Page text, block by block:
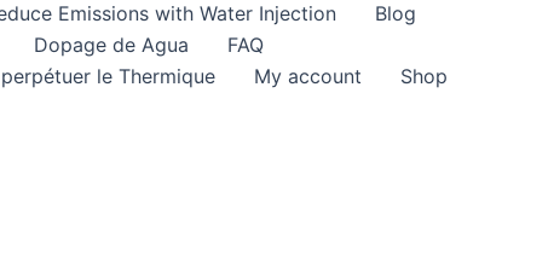
Emissions with Water Injection
Blog
Dopage de Agua
FAQ
le Thermique
My account
Shop